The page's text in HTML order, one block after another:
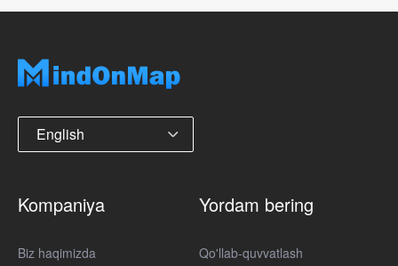
English
Kompaniya
Biz haqimizda
Yordam bering
Qo'llab-quvvatlash